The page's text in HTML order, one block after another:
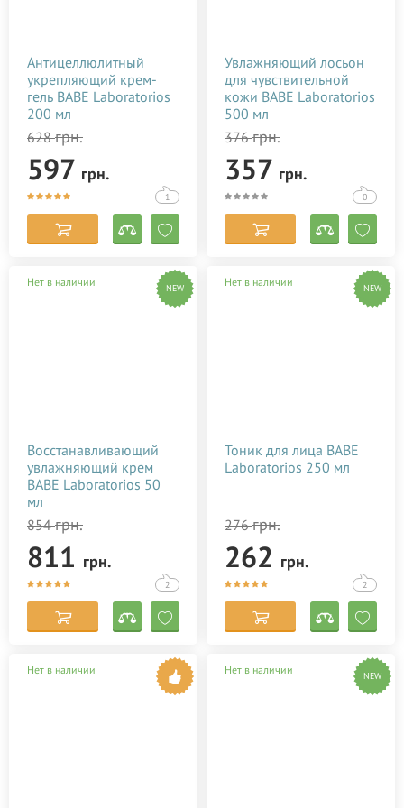
Антицеллюлитный
укрепляющий крем-
гель BABE Laboratorios
200 мл
628грн.
597 грн.
1
Увлажняющий лосьон
для чувствительной
кожи BABE Laboratorios
500 мл
376грн.
357 грн.
0
Нет в наличии NEW
Восстанавливающий
увлажняющий крем
BABE Laboratorios 50
мл
854грн.
811 грн.
2
Нет в наличии NEW
Тоник для лица BABE
Laboratorios 250 мл
276грн.
262 грн.
2
Нет в наличии Нет в наличии NEW